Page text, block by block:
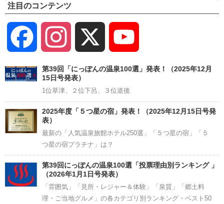
注目のコンテンツ
Facebook Instagram
Channel
第39回「にっぽんの温泉100選」発表！（2025年12月
15日号発表）
1位草津、２位下呂、３位道後
2025年度「５つ星の宿」発表！（2025年12月15日号発
表）
最新の「人気温泉旅館ホテル250選」「５つ星の宿」「５
つ星の宿プラチナ」は？
第39回にっぽんの温泉100選「投票理由別ランキング 」
（2026年1月1日号発表）
「雰囲気」「見所・レジャー＆体験」「泉質」「郷土料
理・ご当地グルメ」の各カテゴリ別ランキング・ベスト50